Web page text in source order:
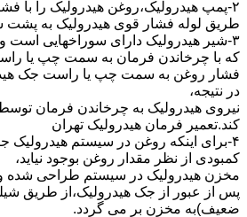
طریق لوله فشار قوی هیدرولیک به پشت
۳-شیر هیدرولیک دارای سوراخهایی
که با چرخاندن فرمان به سمت چپ یا
فشار روغن به سمت چپ یا راست جک
در نتیجه،
نیروی هیدرولیک به چرخاندن فرمان
کند.تعمیر فرمان هیدرولیک تهران
۴-برای اینکه روغن در سیستم هیدرولیک
کمبودی از نظر مقدار روغن بوجود نیاید،
مخزن هیدرولیک در سیستم طراحی شده
پس از عبور از جک هیدرولیک،از طریق
ضعیف)به مخزن بر می گردد.